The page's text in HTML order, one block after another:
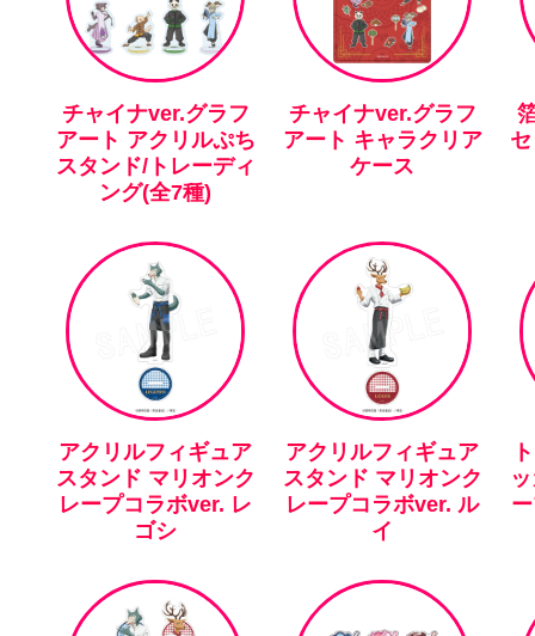
チャイナver.グラフ
アート アクリルぷち
スタンド/トレーディ
ング(全7種)
チャイナver.グラフ
アート キャラクリア
ケース
アクリルフィギュア
スタンド マリオンク
レープコラボver. レ
ゴシ
アクリルフィギュア
スタンド マリオンク
レープコラボver. ル
イ